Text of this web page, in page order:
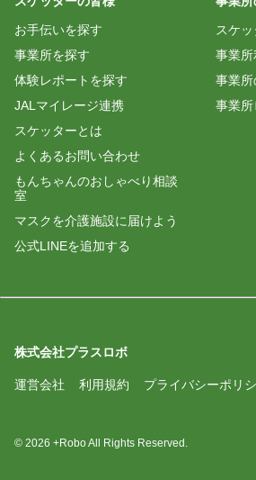
お手伝いを探す
事業所を探す
体験レポートを探す
JALマイレージ連携
スケッターとは
よくあるお問い合わせ
もんちゃんのおしゃべり相談
室
マスクを介護施設に届けよう
公式LINEを追加する
スケ
事業所
事業
事業所
株式会社プラスロボ
運営会社 利用規約 プライバシーポリ
© 2026 +Robo All Rights Reserved.